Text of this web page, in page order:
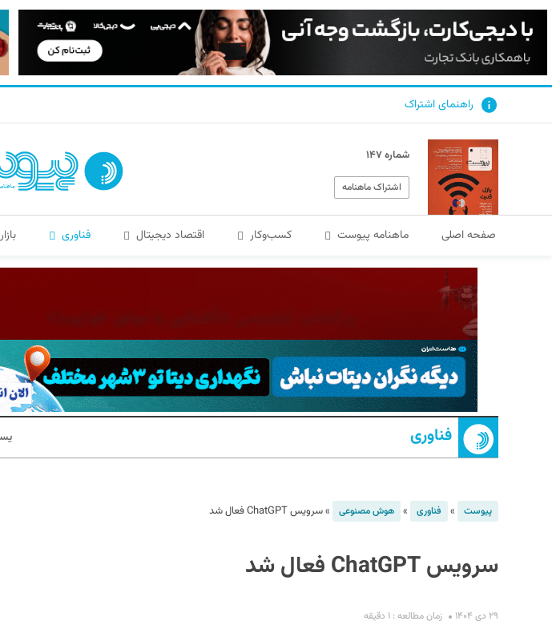
راهنمای اشتراک
شماره ۱۴۷
اشتراک ماهنامه
صفحه اصلی ماهنامه پیوست کسب‌و‌کار اقتصاد دیجیتال فناوری
فناوری
پیوست » فناوری » هوش مصنوعی »سرویس ChatGPT فعال شد
سرویس ChatGPT فعال شد
۲۹ دی ۱۴۰۴ زمان مطالعه : ۱ دقیقه